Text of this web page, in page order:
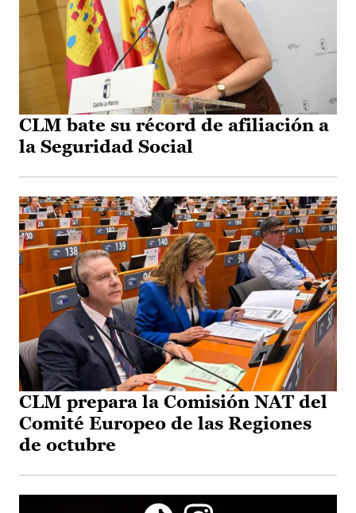
CLM bate su récord de afiliación a
la Seguridad Social
CLM prepara la Comisión NAT del
Comité Europeo de las Regiones
de octubre